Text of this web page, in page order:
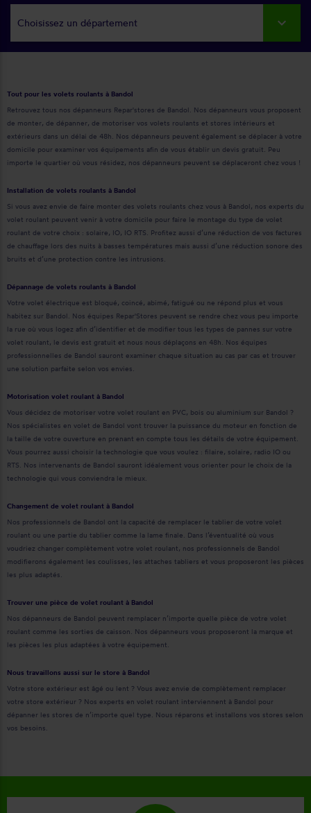
Choisissez un département
Tout pour les volets roulants à Bandol
Retrouvez tous nos dépanneurs Repar'stores de Bandol. Nos dépanneurs vous proposent
de monter, de dépanner, de motoriser vos volets roulants et stores intérieurs et
extérieurs dans un délai de 48h. Nos dépanneurs peuvent également se déplacer à votre
domicile pour examiner vos équipements afin de vous établir un devis gratuit. Peu
importe le quartier où vous résidez, nos dépanneurs peuvent se déplaceront chez vous !
Installation de volets roulants à Bandol
Si vous avez envie de faire monter des volets roulants chez vous à Bandol, nos experts du
volet roulant peuvent venir à votre domicile pour faire le montage du type de volet
roulant de votre choix : solaire, IO, IO RTS. Profitez aussi d’une réduction de vos factures
de chauffage lors des nuits à basses températures mais aussi d’une réduction sonore des
bruits et d’une protection contre les intrusions.
Dépannage de volets roulants à Bandol
Votre volet électrique est bloqué, coincé, abimé, fatigué ou ne répond plus et vous
habitez sur Bandol. Nos équipes Repar'Stores peuvent se rendre chez vous peu importe
la rue où vous logez afin d’identifier et de modifier tous les types de pannes sur votre
volet roulant, le devis est gratuit et nous nous déplaçons en 48h. Nos équipes
professionnelles de Bandol sauront examiner chaque situation au cas par cas et trouver
une solution parfaite selon vos envies.
Motorisation volet roulant à Bandol
Vous décidez de motoriser votre volet roulant en PVC, bois ou aluminium sur Bandol ?
Nos spécialistes en volet de Bandol vont trouver la puissance du moteur en fonction de
la taille de votre ouverture en prenant en compte tous les détails de votre équipement.
Vous pourrez aussi choisir la technologie que vous voulez : filaire, solaire, radio IO ou
RTS. Nos intervenants de Bandol sauront idéalement vous orienter pour le choix de la
technologie qui vous conviendra le mieux.
Changement de volet roulant à Bandol
Nos professionnels de Bandol ont la capacité de remplacer le tablier de votre volet
roulant ou une partie du tablier comme la lame finale. Dans l’éventualité où vous
voudriez changer complètement votre volet roulant, nos professionnels de Bandol
modifierons également les coulisses, les attaches tabliers et vous proposeront les pièces
les plus adaptés.
Trouver une pièce de volet roulant à Bandol
Nos dépanneurs de Bandol peuvent remplacer n’importe quelle pièce de votre volet
roulant comme les sorties de caisson. Nos dépanneurs vous proposeront la marque et
les pièces les plus adaptées à votre équipement.
Nous travaillons aussi sur le store à Bandol
Votre store extérieur est âgé ou lent ? Vous avez envie de complètement remplacer
votre store extérieur ? Nos experts en volet roulant interviennent à Bandol pour
dépanner les stores de n’importe quel type. Nous réparons et installons vos stores selon
vos besoins.